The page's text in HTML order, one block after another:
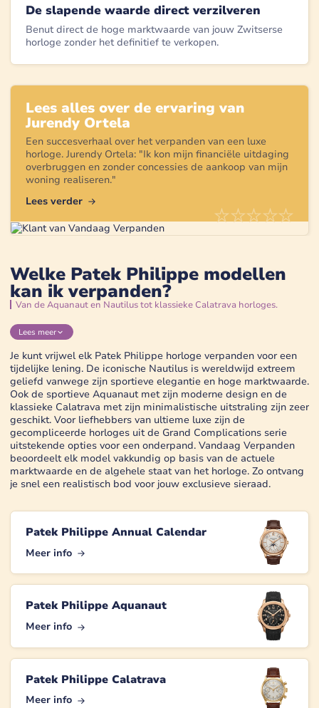
De slapende waarde direct verzilveren
Benut direct de hoge marktwaarde van jouw Zwitserse
horloge zonder het definitief te verkopen.
Lees alles over de ervaring van
Jurendy Ortela
Een succesverhaal over het verpanden van een luxe
horloge. Jurendy Ortela: "Ik kon mijn financiële uitdaging
overbruggen en zonder concessies de aankoop van mijn
woning realiseren."
Lees verder
Welke Patek Philippe modellen
kan ik verpanden?
Van de Aquanaut en Nautilus tot klassieke Calatrava horloges.
Lees meer
Je kunt vrijwel elk Patek Philippe horloge verpanden voor een
tijdelijke lening. De iconische Nautilus is wereldwijd extreem
geliefd vanwege zijn sportieve elegantie en hoge marktwaarde.
Ook de sportieve Aquanaut met zijn moderne design en de
klassieke Calatrava met zijn minimalistische uitstraling zijn zeer
geschikt. Voor liefhebbers van ultieme luxe zijn de
gecompliceerde horloges uit de Grand Complications serie
uitstekende opties voor een onderpand. Vandaag Verpanden
beoordeelt elk model vakkundig op basis van de actuele
marktwaarde en de algehele staat van het horloge. Zo ontvang
je snel een realistisch bod voor jouw exclusieve sieraad.
Patek Philippe Annual Calendar
Meer info
Patek Philippe Aquanaut
Meer info
Patek Philippe Calatrava
Meer info